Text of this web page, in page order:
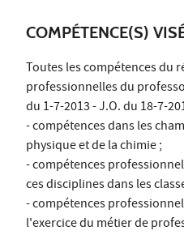
COMPÉTENCE(S)
Toutes les compétences du
professionnelles du
du 1-7-2013 - J.O. du 18-7-
- compétences dans les
physique et de la chimie ;
- compétences
ces disciplines dans les
- compétences
l'exercice du métier de